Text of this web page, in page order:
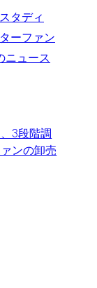
タディ
ーファン
ニュース
3段階調
ンの卸売